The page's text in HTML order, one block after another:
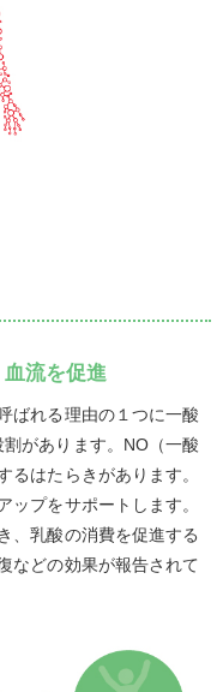
流を促進
ばれる理由の１つに一酸
があります。NO（一酸
るはたらきがあります。
ップをサポートします。
、乳酸の消費を促進する
などの効果が報告されて